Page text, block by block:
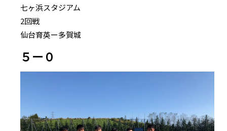
七ヶ浜スタジアム
2回戦
仙台育英ー多賀城
５ー０